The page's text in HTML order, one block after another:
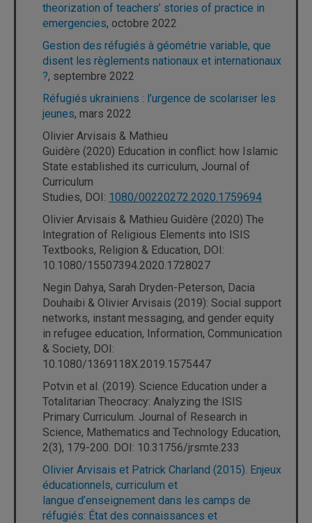
theorization of teachers’ stories of practice in
emergencies, octobre 2022
Gestion des réfugiés à géométrie variable, que
disent les règlements nationaux et internationaux
?, septembre 2022
Réfugiés ukrainiens : l’urgence de scolariser les
jeunes, mars 2022
Olivier Arvisais & Mathieu
Guidère (2020) Education in conflict: how Islamic
State established its curriculum, Journal of
Curriculum
Studies, DOI: 1080/00220272.2020.1759694
Olivier Arvisais & Mathieu Guidère (2020) The
Integration of Religious Elements into ISIS
Textbooks, Religion & Education, DOI:
10.1080/15507394.2020.1728027
Negin Dahya, Sarah Dryden-Peterson, Dacia
Douhaibi & Olivier Arvisais (2019): Social support
networks, instant messaging, and gender equity
in refugee education, Information, Communication
& Society, DOI:
10.1080/1369118X.2019.1575447
Potvin et al. (2019). Science Education under a
Totalitarian Theocracy: Analyzing the ISIS
Primary Curriculum. Journal of Research in
Science, Mathematics and Technology Education,
2(3), 179-200. DOI: 10.31756/jrsmte.233
Olivier Arvisais et Patrick Charland (2015). Enjeux
éducationnels, curriculum et
langue d’enseignement dans les camps de
réfugiés: État des connaissances et